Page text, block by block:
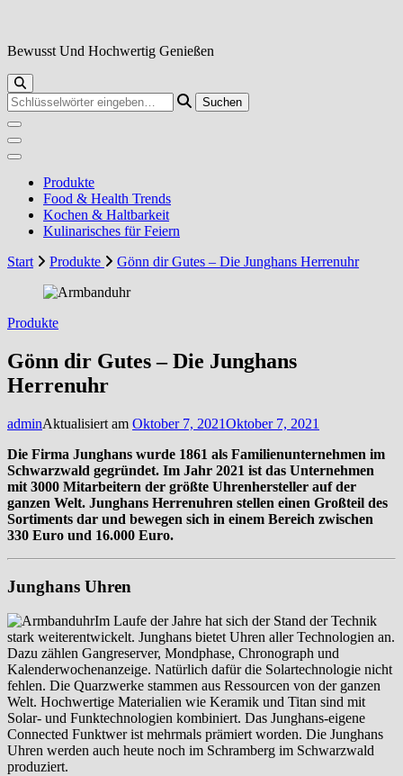
springen
Bewusst Und Hochwertig Genießen
Suchst
du
nach
etwas?
Produkte
Food & Health Trends
Kochen & Haltbarkeit
Kulinarisches für Feiern
Start
Produkte Gönn dir Gutes – Die Junghans Herrenuhr
Produkte
Gönn dir Gutes – Die Junghans
Herrenuhr
adminAktualisiert am Oktober 7, 2021Oktober 7, 2021
Die Firma Junghans wurde 1861 als Familienunternehmen im
Schwarzwald gegründet. Im Jahr 2021 ist das Unternehmen
mit 3000 Mitarbeitern der größte Uhrenhersteller auf der
ganzen Welt. Junghans Herrenuhren stellen einen Großteil des
Sortiments dar und bewegen sich in einem Bereich zwischen
330 Euro und 16.000 Euro.
Junghans Uhren
Im Laufe der Jahre hat sich der Stand der Technik
stark weiterentwickelt. Junghans bietet Uhren aller Technologien an.
Dazu zählen Gangreserver, Mondphase, Chronograph und
Kalenderwochenanzeige. Natürlich dafür die Solartechnologie nicht
fehlen. Die Quarzwerke stammen aus Ressourcen von der ganzen
Welt. Hochwertige Materialien wie Keramik und Titan sind mit
Solar- und Funktechnologien kombiniert. Das Junghans-eigene
Connected Funktwer ist mehrmals prämiert worden. Die Junghans
Uhren werden auch heute noch im Schramberg im Schwarzwald
produziert.